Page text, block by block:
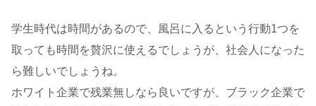
学生時代は時間があるので、風呂に入るという行動1つを
取っても時間を贅沢に使えるでしょうが、社会人になった
ら難しいでしょうね。
ホワイト企業で残業無しなら良いですが、ブラック企業で